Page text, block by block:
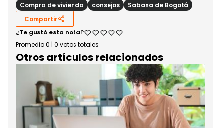
Compra de vivienda consejos
Sabana de Bogotá
Compartir
¿Te gustó esta nota?
Promedio0 | 0 votos totales
Otros artículos relacionados